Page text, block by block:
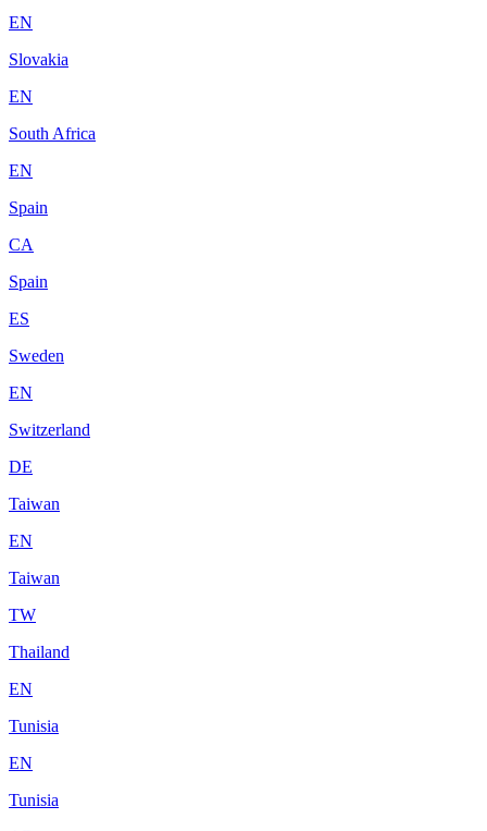
EN
Slovakia
EN
South Africa
EN
Spain
CA
Spain
ES
Sweden
EN
Switzerland
DE
Taiwan
EN
Taiwan
TW
Thailand
EN
Tunisia
EN
Tunisia